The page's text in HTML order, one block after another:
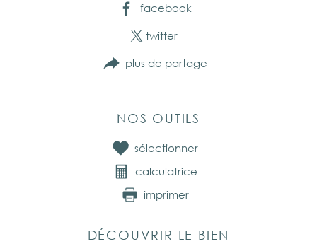
facebook
twitter
plus de partage
NOS OUTILS
sélectionner
calculatrice
imprimer
DÉCOUVRIR LE BIEN